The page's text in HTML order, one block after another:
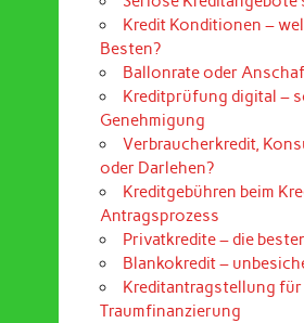
Kredit Konditionen –
Besten?
Ballonrate oder
Kreditprüfung digital –
Genehmigung
Verbraucherkredit,
oder Darlehen?
Kreditgebühren beim
Antragsprozess
Privatkredite – die
Blankokredit –
Kreditantragstellung für
Traumfinanzierung